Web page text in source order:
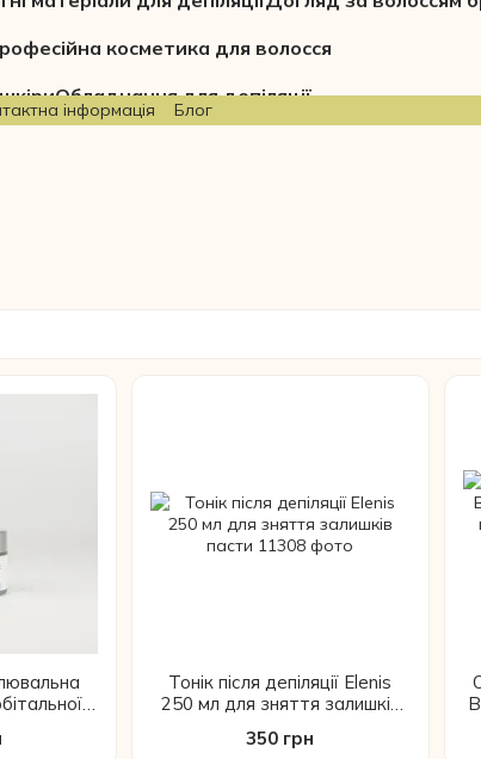
косметика для волосся
Обладнання для депіляції
інформація Блог
кіл,
Тонік після депіляції Elenis
250 мл для зняття залишків
350 грн